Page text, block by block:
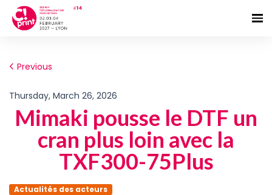
Previous
Thursday, March 26, 2026
Mimaki pousse le DTF un
cran plus loin avec la
TXF300-75Plus
Actualités des acteurs